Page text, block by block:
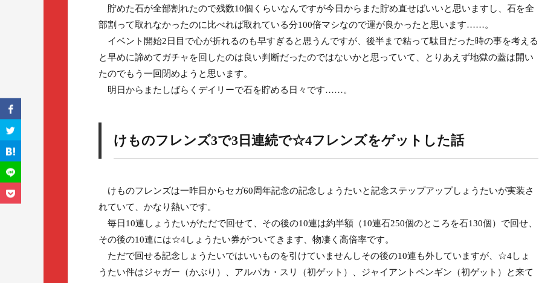
貯めた石が全部割れたので残数10個くらいなんですが今日からまた貯め直せばいいと思いますし、石を全
部割って取れなかったのに比べれば取れている分100倍マシなので運が良かったと思います……。
イベント開始2日目で心が折れるのも早すぎると思うんですが、後半まで粘って駄目だった時の事を考える
と早めに諦めてガチャを回したのは良い判断だったのではないかと思っていて、とりあえず地獄の蓋は開い
たのでもう一回閉めようと思います。
明日からまたしばらくデイリーで石を貯める日々です……。
けものフレンズ3で3日連続で☆4フレンズをゲットした話
けものフレンズは一昨日からセガ60周年記念の記念しょうたいと記念ステップアップしょうたいが実装さ
れていて、かなり熱いです。
毎日10連しょうたいがただで回せて、その後の10連は約半額（10連石250個のところを石130個）で回せ、
その後の10連には☆4しょうたい券がついてきます、物凄く高倍率です。
ただで回せる記念しょうたいではいいものを引けていませんしその後の10連も外していますが、☆4しょ
うたい件はジャガー（かぶり）、アルパカ・スリ（初ゲット）、ジャイアントペンギン（初ゲット）と来て